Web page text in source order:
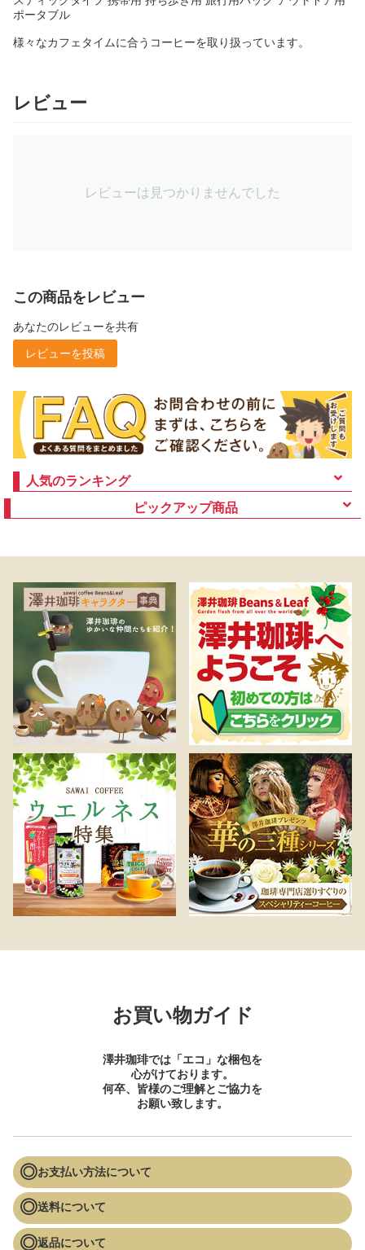
ポータブル
様々なカフェタイムに合うコーヒーを取り扱っています。
レビュー
レビューは見つかりませんでした
この商品をレビュー
あなたのレビューを共有
レビューを投稿
人気のランキング
ピックアップ商品
お買い物ガイド
澤井珈琲では「エコ」な梱包を
心がけております。
何卒、皆様のご理解とご協力を
お願い致します。
お支払い方法について
送料について
返品について